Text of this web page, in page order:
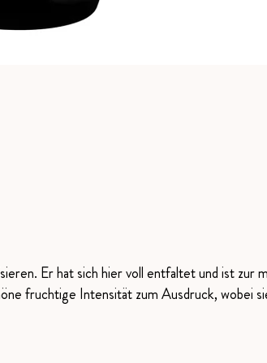
Er hat sich hier voll entfaltet und ist zur
fruchtige Intensität zum Ausdruck, wobei